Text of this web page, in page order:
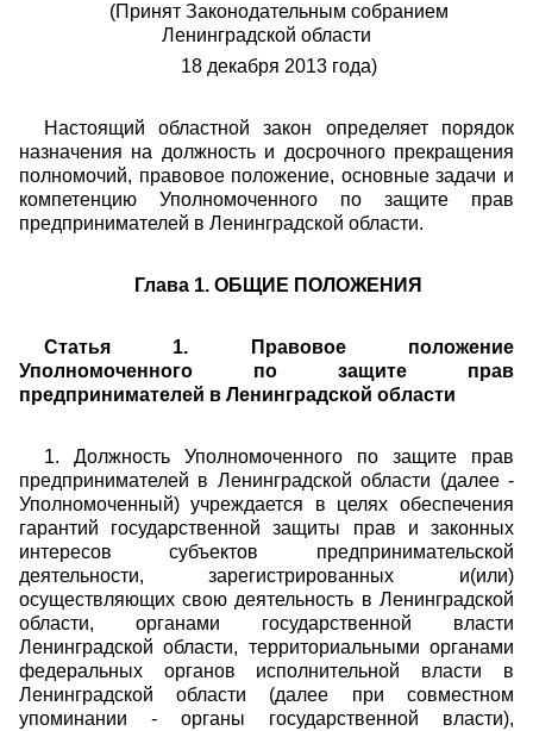
(Принят Законодательным собранием
Ленинградской области
18 декабря 2013 года)
Настоящий областной закон определяет порядок
назначения на должность и досрочного прекращения
полномочий, правовое положение, основные задачи и
компетенцию Уполномоченного по защите прав
предпринимателей в Ленинградской области.
Глава 1. ОБЩИЕ ПОЛОЖЕНИЯ
Статья 1. Правовое положение
Уполномоченного по защите прав
предпринимателей в Ленинградской области
1. Должность Уполномоченного по защите прав
предпринимателей в Ленинградской области (далее -
Уполномоченный) учреждается в целях обеспечения
гарантий государственной защиты прав и законных
интересов субъектов предпринимательской
деятельности, зарегистрированных и(или)
осуществляющих свою деятельность в Ленинградской
области, органами государственной власти
Ленинградской области, территориальными органами
федеральных органов исполнительной власти в
Ленинградской области (далее при совместном
упоминании - органы государственной власти),